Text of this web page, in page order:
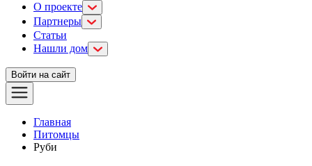
О проекте
Партнеры
Статьи
Нашли дом
Войти на сайт
Главная
Питомцы
Руби